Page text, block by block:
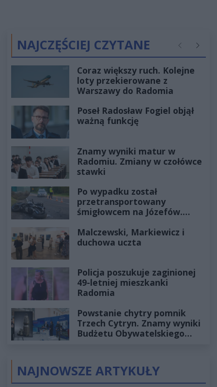
NAJCZĘŚCIEJ CZYTANE Poprzednie
Coraz większy ruch. Kolejne
loty przekierowane z
Warszawy do Radomia
Poseł Radosław Fogiel objął
ważną funkcję
Znamy wyniki matur w
Radomiu. Zmiany w czołówce
stawki
Po wypadku został
przetransportowany
śmigłowcem na Józefów.
Malczewski, Markiewicz i
duchowa uczta
Policja poszukuje zaginionej
49-letniej mieszkanki
Radomia
Powstanie chytry pomnik
Trzech Cytryn. Znamy wyniki
Budżetu Obywatelskiego
NAJNOWSZE ARTYKUŁY